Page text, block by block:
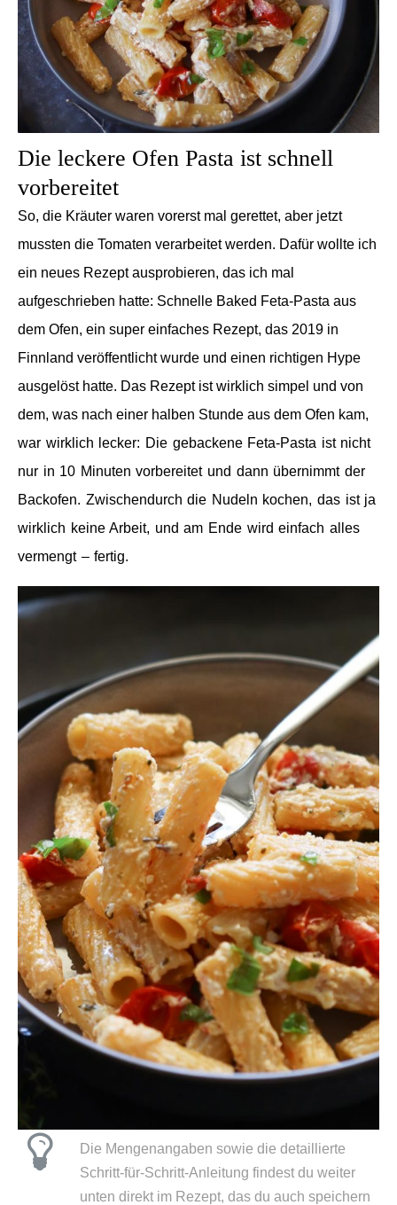
Die leckere Ofen Pasta ist schnell
vorbereitet
So, die Kräuter waren vorerst mal gerettet, aber jetzt
mussten die Tomaten verarbeitet werden. Dafür wollte ich
ein neues Rezept ausprobieren, das ich mal
aufgeschrieben hatte: Schnelle Baked Feta-Pasta aus
dem Ofen, ein super einfaches Rezept, das 2019 in
Finnland veröffentlicht wurde und einen richtigen Hype
ausgelöst hatte. Das Rezept ist wirklich simpel und von
dem, was nach einer halben Stunde aus dem Ofen kam,
war wirklich lecker: Die gebackene Feta-Pasta ist nicht
nur in 10 Minuten vorbereitet und dann übernimmt der
Backofen. Zwischendurch die Nudeln kochen, das ist ja
wirklich keine Arbeit, und am Ende wird einfach alles
vermengt – fertig.
Die Mengenangaben sowie die detaillierte
Schritt-für-Schritt-Anleitung findest du weiter
unten direkt im Rezept, das du auch speichern